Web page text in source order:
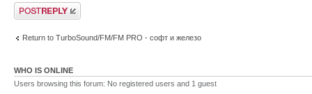
Post a reply
Return to TurboSound/FM/FM PRO - софт и железо
WHO IS ONLINE
Users browsing this forum: No registered users and 1 guest